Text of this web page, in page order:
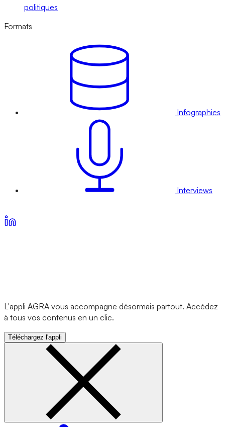
politiques
Formats
Infographies
Interviews
L'appli AGRA vous accompagne désormais partout. Accédez
à tous vos contenus en un clic.
Téléchargez l'appli